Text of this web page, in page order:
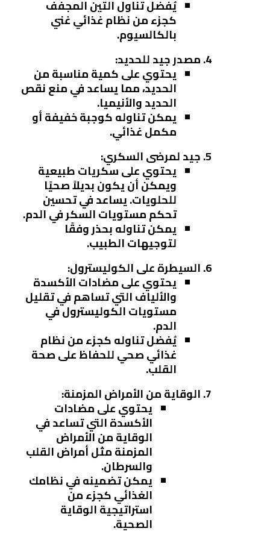
يُفضل تناول التين المجفف
كجزء من نظام غذائي غني
بالكالسيوم.
مصدر جيد للحديد:
يحتوي على كمية مناسبة من
الحديد، مما يساعد في منع نقص
الحديد والأنيميا.
يمكن تناوله كوجبة خفيفة أو
مكمل غذائي.
جيد لمرضى السكري:
يحتوي على سكريات طبيعية
ويمكن أن يكون بديلاً صحيًا
للحلويات. يساعد في تحسين
تحكم مستويات السكر في الدم.
يمكن تناوله بحذر وفقًا
لتوجيهات الطبيب.
السيطرة على الكوليسترول:
يحتوي على مضادات الأكسدة
والألياف التي تساهم في تقليل
مستويات الكوليسترول في
الدم.
يُفضل تناوله كجزء من نظام
غذائي صحي للحفاظ على صحة
القلب.
الوقاية من الأمراض المزمنة:
يحتوي على مضادات
الأكسدة التي تساعد في
الوقاية من الأمراض
المزمنة مثل أمراض القلب
والسرطان.
يمكن تضمينه في نظامك
الغذائي كجزء من
استراتيجية الوقاية
الصحية.